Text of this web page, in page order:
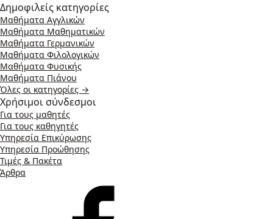
Δημοφιλείς κατηγορίες
Μαθήματα Αγγλικών
Μαθήματα Μαθηματικών
Μαθήματα Γερμανικών
Μαθήματα Φιλολογικών
Μαθήματα Φυσικής
Μαθήματα Πιάνου
Όλες οι κατηγορίες →
Χρήσιμοι σύνδεσμοι
Για τους μαθητές
Για τους καθηγητές
Υπηρεσία Επικύρωσης
Υπηρεσία Προώθησης
Τιμές & Πακέτα
Άρθρα